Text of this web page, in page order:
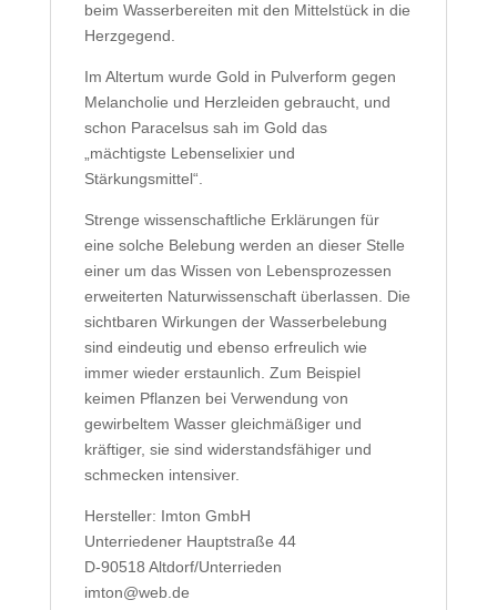
beim Wasserbereiten mit den Mittelstück in die
Herzgegend.
Im Altertum wurde Gold in Pulverform gegen
Melancholie und Herzleiden gebraucht, und
schon Paracelsus sah im Gold das
„mächtigste Lebenselixier und
Stärkungsmittel“.
Strenge wissenschaftliche Erklärungen für
eine solche Belebung werden an dieser Stelle
einer um das Wissen von Lebensprozessen
erweiterten Naturwissenschaft überlassen. Die
sichtbaren Wirkungen der Wasserbelebung
sind eindeutig und ebenso erfreulich wie
immer wieder erstaunlich. Zum Beispiel
keimen Pflanzen bei Verwendung von
gewirbeltem Wasser gleichmäßiger und
kräftiger, sie sind widerstandsfähiger und
schmecken intensiver.
Hersteller: Imton GmbH
Unterriedener Hauptstraße 44
D-90518 Altdorf/Unterrieden
imton@web.de